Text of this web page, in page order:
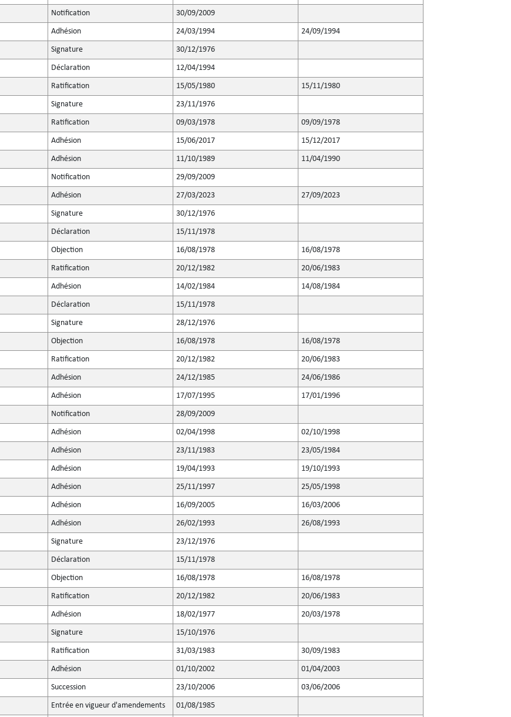
Notification 30/09/2009
Adhésion 24/03/1994 24/09/1994
Signature 30/12/1976
Déclaration 12/04/1994
Ratification 15/05/1980 15/11/1980
Signature 23/11/1976
Ratification 09/03/1978 09/09/1978
Adhésion 15/06/2017 15/12/2017
Adhésion 11/10/1989 11/04/1990
Notification 29/09/2009
Adhésion 27/03/2023 27/09/2023
Signature 30/12/1976
Déclaration 15/11/1978
Objection 16/08/1978 16/08/1978
Ratification 20/12/1982 20/06/1983
Adhésion 14/02/1984 14/08/1984
Déclaration 15/11/1978
Signature 28/12/1976
Objection 16/08/1978 16/08/1978
Ratification 20/12/1982 20/06/1983
Adhésion 24/12/1985 24/06/1986
Adhésion 17/07/1995 17/01/1996
Notification 28/09/2009
Adhésion 02/04/1998 02/10/1998
Adhésion 23/11/1983 23/05/1984
Adhésion 19/04/1993 19/10/1993
Adhésion 25/11/1997 25/05/1998
Adhésion 16/09/2005 16/03/2006
Adhésion 26/02/1993 26/08/1993
Signature 23/12/1976
Déclaration 15/11/1978
Objection 16/08/1978 16/08/1978
Ratification 20/12/1982 20/06/1983
Adhésion 18/02/1977 20/03/1978
Signature 15/10/1976
Ratification 31/03/1983 30/09/1983
Adhésion 01/10/2002 01/04/2003
Succession 23/10/2006 03/06/2006
Entrée en vigueur d'amendements 01/08/1985